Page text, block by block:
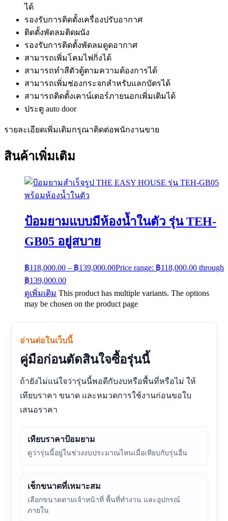
ได้
รองรับการติดตั้งเครื่องปรับอากาศ
ติดตั้งพัดลมติดผนัง
รองรับการติดตั้งพัดลมดูดอากาศ
สามารถเพิ่มโคมไฟกิ่งได้
สามารถทำสีตัวตู้ตามความต้องการได้
สามารถเพิ่มช่องกระจกสำหรับแลกบัตรได้
สามารถติดตั้งเคาน์เตอร์ภายนอกเพิ่มเติมได้
ประตู auto door
รายละเอียดเพิ่มเติมกรุณาติดต่อพนักงานขาย
สินค้าเพิ่มเติม
ป้อมยามแบบมีห้องน้ำในตัว รุ่น TEH-
GB05 อยู่สบาย
฿118,000.00 – ฿139,000.00Price range: ฿118,000.00 through
฿139,000.00
ดูเพิ่มเติม This product has multiple variants. The options
may be chosen on the product page
อ่านต่อในเว็บนี้
คู่มือก่อนตัดสินใจซื้อรุ่นนี้
ถ้ายังไม่แน่ใจว่ารุ่นนี้พอดีกับงบหรือพื้นที่หรือไม่ ให้
เทียบราคา ขนาด และหมวดการใช้งานก่อนขอใบ
เสนอราคา
เทียบราคาป้อมยาม
ดูว่ารุ่นนี้อยู่ในช่วงงบประมาณไหนเมื่อเทียบกับรุ่นอื่น
เช็กขนาดที่เหมาะสม
เลือกขนาดตามเจ้าหน้าที่ พื้นที่ทำงาน และอุปกรณ์
ภายใน